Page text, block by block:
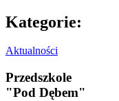
Kategorie:
Aktualności
Przedszkole
"Pod Dębem"